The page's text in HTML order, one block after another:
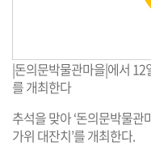
|돈의문박물관마을|에서
를 개최한다
추석을 맞아 ‘돈의문박물관
가위 대잔치’를 개최한다.